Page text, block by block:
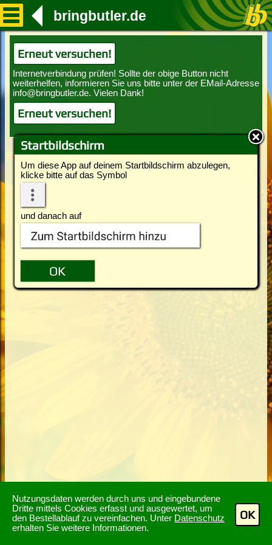
Nutzungsdaten werden durch uns und eingebundene
Dritte mittels Cookies erfasst und ausgewertet, um
den Bestellablauf zu vereinfachen. Unter Datenschutz
erhalten Sie weitere Informationen.
OK
Startbildschirm
Um diese App auf deinem Startbildschirm abzulegen,
klicke bitte auf das Symbol
und danach auf
bringbutler.de
Erneut versuchen!
Erneut versuchen!